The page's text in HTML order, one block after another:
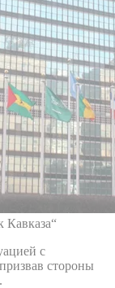
с
стороны